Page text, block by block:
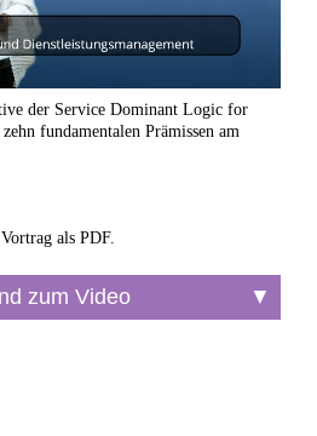
der Service Dominant Logic for
fundamentalen Prämissen am
als PDF.